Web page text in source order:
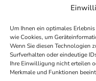
Um Ihnen ein optimales
wie Cookies, um
Wenn Sie diesen Technologien
Surfverhalten oder eindeutige
Ihre Einwilligung nicht erteilen
Merkmale und Funktionen
Baum-
Impressum